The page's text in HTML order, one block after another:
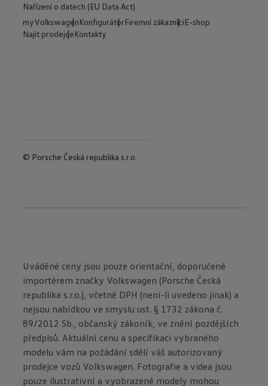
Nařízení o datech (EU Data Act)
myVolkswagenKonfigurátorFiremní zákazníciE-shop
Najít prodejceKontakty
© Porsche Česká republika s.r.o.
Uváděné ceny jsou pouze orientační, doporučené
importérem značky Volkswagen (Porsche Česká
republika s.r.o.), včetně DPH (není-li uvedeno jinak) a
nejsou nabídkou ve smyslu ust. § 1732 zákona č.
89/2012 Sb., občanský zákoník, ve znění pozdějších
předpisů. Aktuální cenu a specifikaci vybraného
modelu vám na požádání sdělí váš autorizovaný
prodejce vozů Volkswagen. Fotografie a videa jsou
pouze ilustrativní a vyobrazené modely mohou